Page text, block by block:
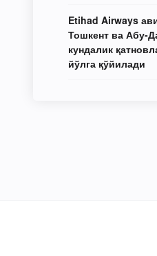
Etihad Airways
Тошкент ва Абу-
кундалик
йўлга қўйилади